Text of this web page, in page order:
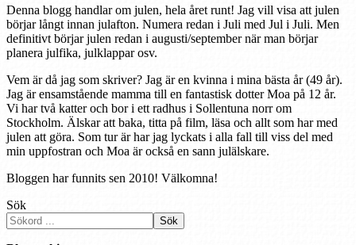
Denna blogg handlar om julen, hela året runt! Jag vill visa att julen
börjar långt innan julafton. Numera redan i Juli med Jul i Juli. Men
definitivt börjar julen redan i augusti/september när man börjar
planera julfika, julklappar osv.
Vem är då jag som skriver? Jag är en kvinna i mina bästa år (49 år).
Jag är ensamstående mamma till en fantastisk dotter Moa på 12 år.
Vi har två katter och bor i ett radhus i Sollentuna norr om
Stockholm. Älskar att baka, titta på film, läsa och allt som har med
julen att göra. Som tur är har jag lyckats i alla fall till viss del med
min uppfostran och Moa är också en sann julälskare.
Bloggen har funnits sen 2010! Välkomna!
Sök
Sök